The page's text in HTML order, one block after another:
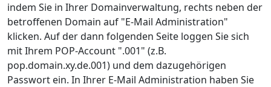
indem Sie in Ihrer Domainverwaltung, rechts neben der
betroffenen Domain auf "E-Mail Administration"
klicken. Auf der dann folgenden Seite loggen Sie sich
mit Ihrem POP-Account ".001" (z.B.
pop.domain.xy.de.001) und dem dazugehörigen
Passwort ein. In Ihrer E-Mail Administration haben Sie